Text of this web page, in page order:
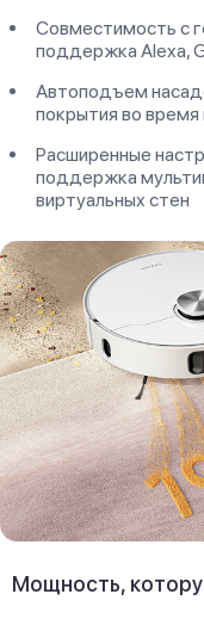
Совместимость с
поддержка Alexa,
Автоподъем
покрытия во
Расширенные
поддержка
виртуальных стен
Мощность,